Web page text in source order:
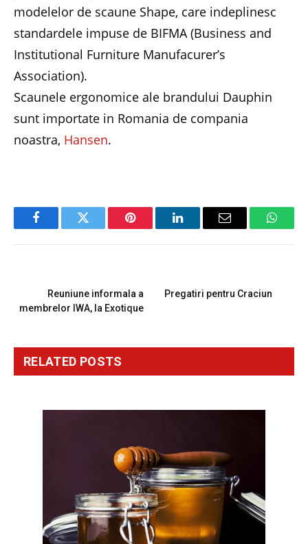
modelelor de scaune Shape, care indeplinesc
standardele impuse de BIFMA (Business and
Institutional Furniture Manufacurer’s
Association).
Scaunele ergonomice ale brandului Dauphin
sunt importate in Romania de compania
noastra, Hansen.
FacebookTwitter Pinterest LinkedInEmail
Reuniune informala a
membrelor IWA, la Exotique
Pregatiri pentru Craciun
RELATED POSTS